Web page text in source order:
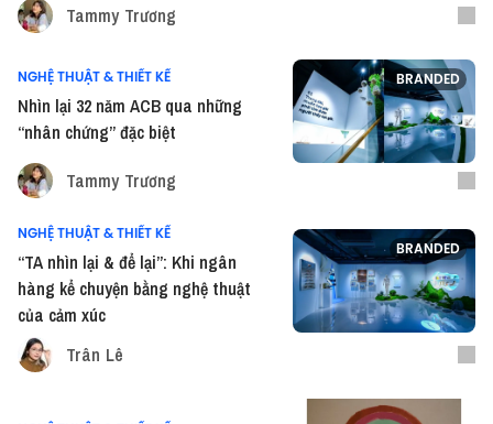
Tammy Trương
BRANDED
NGHỆ THUẬT & THIẾT KẾ
Nhìn lại 32 năm ACB qua những
“nhân chứng” đặc biệt
Tammy Trương
BRANDED
NGHỆ THUẬT & THIẾT KẾ
“TA nhìn lại & để lại”: Khi ngân
hàng kể chuyện bằng nghệ thuật
của cảm xúc
Trân Lê